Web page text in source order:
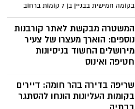
בקומה חמישית בבניין בן 7 קומות ברחוב
עמנואל זיסמן. בעלת הדירה נבדקה במקום,
הוגדרה במצב קל ויציב וסירבה להתפנות
להמשך טיפול
המשטרה מבקשת לאתר קורבנות
נוספים: הוארך מעצרו של צעיר
מירושלים החשוד בניסיונות
חטיפה ואינוס
לאור התפתחות בחקירה עליה עמלים חוקרי
מחוז ירושלים, תוך הארכת ימי מעצרו של
חשוד צעיר תושב העיר בחשד לעבירות בין
היתר של ניסיונות חטיפה ואינוס, מבקשת
שריפה בדירה בהר חומה: דיירים
בקומות העליונות הונחו להסתגר